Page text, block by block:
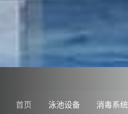
首页 泳池设备 消毒系统